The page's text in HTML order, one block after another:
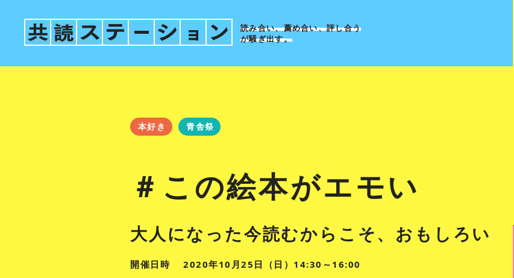
読み合い、薦め合い、評し合う
が騒ぎ出す。
本好き 青舎祭
＃この絵本がエモい
大人になった今読むからこそ、おもしろい
開催日時
2020年10月25日（日）14:30～16:00